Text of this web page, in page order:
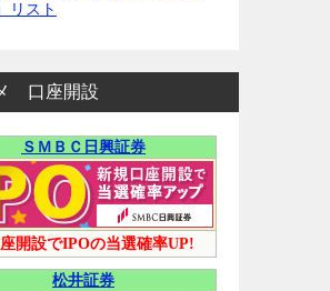
リスト
口座開設
ＳＭＢＣ日興証券
開設でIPOの当選確率UP!
松井証券